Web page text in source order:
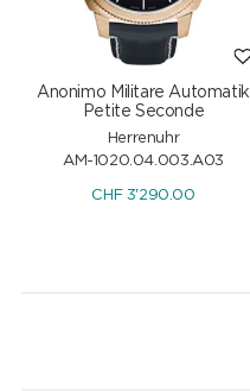
Anonimo Militare Automatik
Petite Seconde
Herrenuhr
AM-1020.04.003.A03
CHF 3'290.00